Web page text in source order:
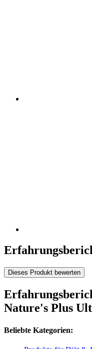
Dieses Produkt bewerten
Nature's Plus
Beliebte Kategorien: